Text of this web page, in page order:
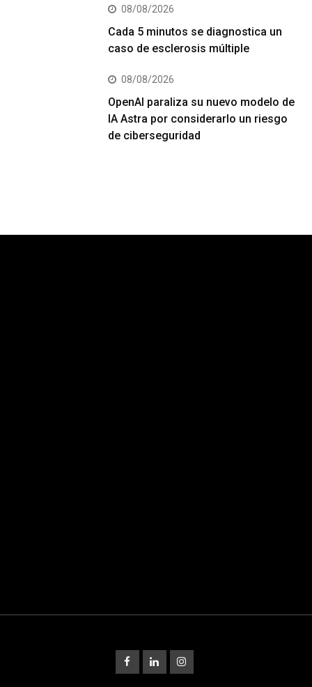
08/08/2026
Cada 5 minutos se diagnostica un
caso de esclerosis múltiple
08/08/2026
OpenAI paraliza su nuevo modelo de
IA Astra por considerarlo un riesgo
de ciberseguridad